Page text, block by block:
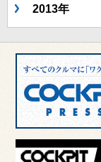
2013年